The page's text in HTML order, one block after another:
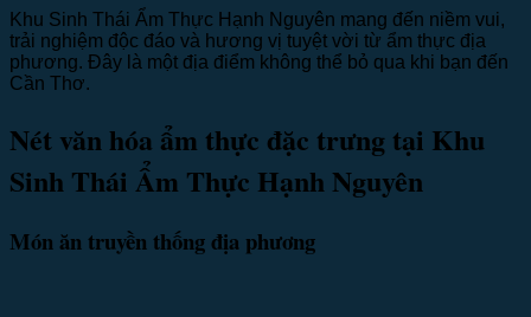
Khu Sinh Thái Ẩm Thực Hạnh Nguyên mang đến niềm vui,
trải nghiệm độc đáo và hương vị tuyệt vời từ ẩm thực địa
phương. Đây là một địa điểm không thể bỏ qua khi bạn đến
Cần Thơ.
Nét văn hóa ẩm thực đặc trưng tại Khu
Sinh Thái Ẩm Thực Hạnh Nguyên
Món ăn truyền thống địa phương